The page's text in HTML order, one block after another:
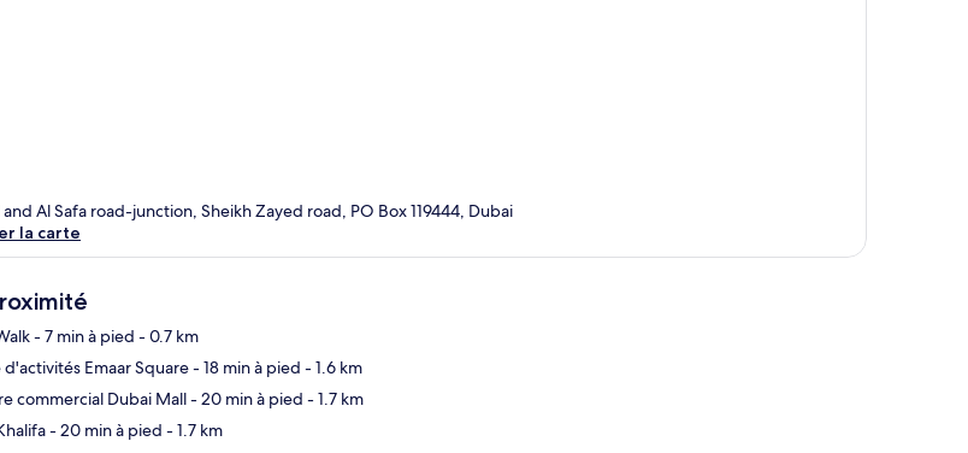
and Al Safa road-junction, Sheikh Zayed road, PO Box 119444, Dubai
la carte
- 7 min à pied - 0.7 km
Emaar Square- 18 min à pied - 1.6 km
commercial Dubai Mall- 20 min à pied - 1.7 km
- 20 min à pied - 1.7 km